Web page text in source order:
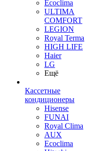
Ecoclima
ULTIMA
COMFORT
LEGION
Royal Terma
HIGH LIFE
Haier
LG
Ещё
Кассетные
кондиционеры
Hisense
FUNAI
Royal Clima
AUX
Ecoclima